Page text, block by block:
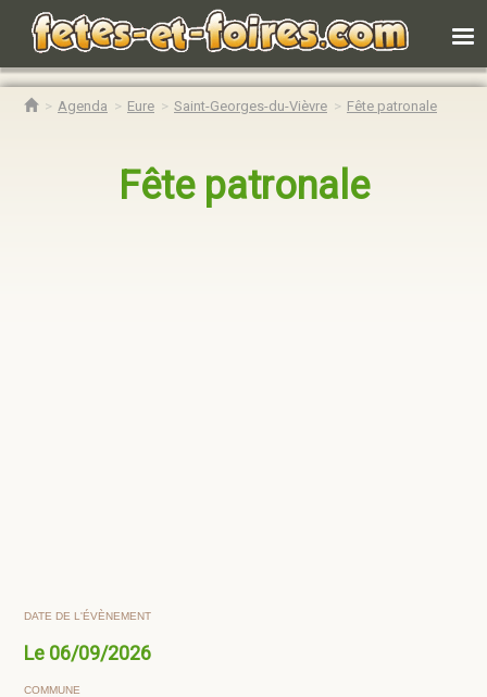
Agenda Eure Saint-Georges-du-Vièvre Fête patronale
Fête patronale
DATE DE L'ÉVÈNEMENT
Le 06/09/2026
COMMUNE